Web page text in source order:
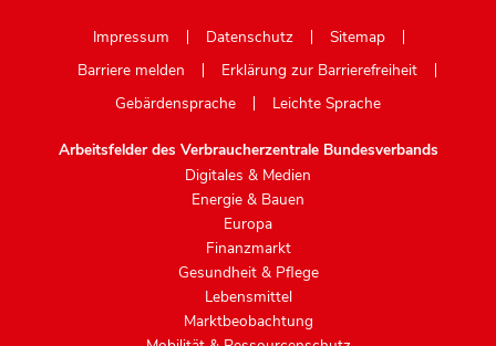
Impressum
Datenschutz
Sitemap
Barriere melden
Erklärung zur Barrierefreiheit
Gebärdensprache
Leichte Sprache
Arbeitsfelder des Verbraucherzentrale Bundesverbands
Digitales & Medien
Energie & Bauen
Europa
Finanzmarkt
Gesundheit & Pflege
Lebensmittel
Marktbeobachtung